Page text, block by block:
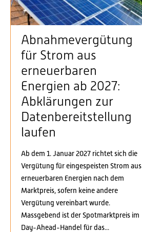
Abnahmevergütung
für Strom aus
erneuerbaren
Energien ab 2027:
Abklärungen zur
Datenbereitstellung
laufen
Ab dem 1. Januar 2027 richtet sich die
Vergütung für eingespeisten Strom aus
erneuerbaren Energien nach dem
Marktpreis, sofern keine andere
Vergütung vereinbart wurde.
Massgebend ist der Spotmarktpreis im
Day-Ahead-Handel für das...